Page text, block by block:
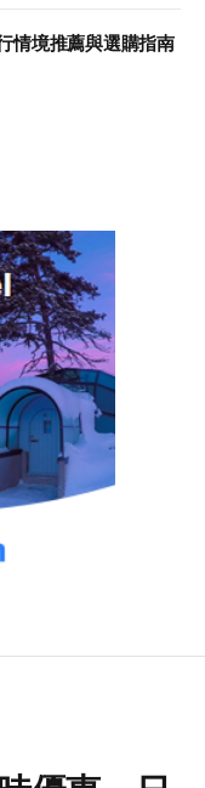
情境推薦與選購指南